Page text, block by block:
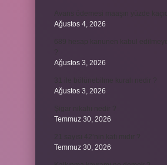
Ağustos 4, 2026
Ağustos 3, 2026
Ağustos 3, 2026
Temmuz 30, 2026
Temmuz 30, 2026